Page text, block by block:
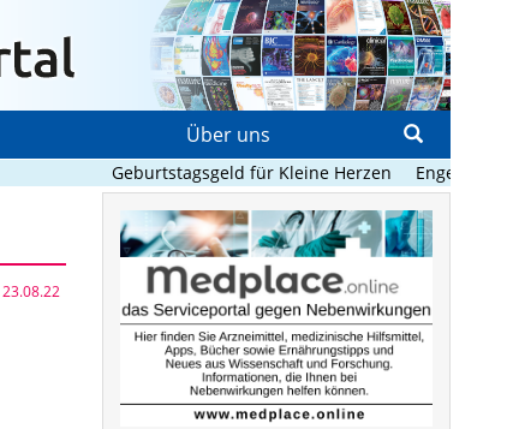
Über uns
Geburtstagsgeld für Kleine Herzen Enge digitale
23.08.22